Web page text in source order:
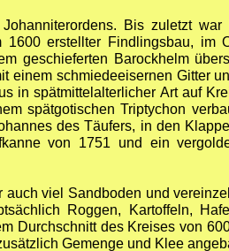
Bis zuletzt
erstellter Findlingsbau, im
geschieferten Barockhelm
einem schmiedeeisernen Gitter
in spätmittelalterlicher Art auf
spätgotischen Triptychon
des Täufers, in den
von 1751 und ein
viel Sandboden und
Roggen, Kartoffeln,
Durchschnitt des Kreises von
Gemenge und Klee